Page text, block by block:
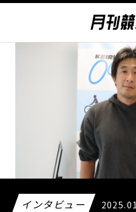
インタビュー